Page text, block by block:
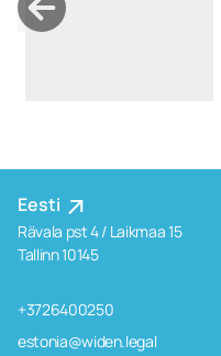
Eesti
Rävala pst 4 / Laikmaa 15
Tallinn 10145
+3726400250
estonia@widen.legal